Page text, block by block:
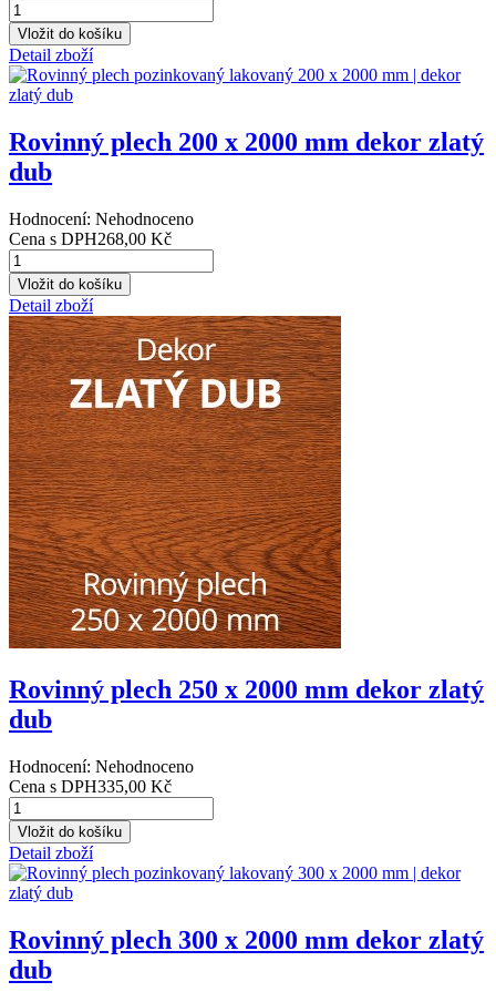
Detail zboží
Rovinný plech 200 x 2000 mm dekor zlatý
dub
Hodnocení: Nehodnoceno
Cena s DPH268,00 Kč
Detail zboží
Rovinný plech 250 x 2000 mm dekor zlatý
dub
Hodnocení: Nehodnoceno
Cena s DPH335,00 Kč
Detail zboží
Rovinný plech 300 x 2000 mm dekor zlatý
dub